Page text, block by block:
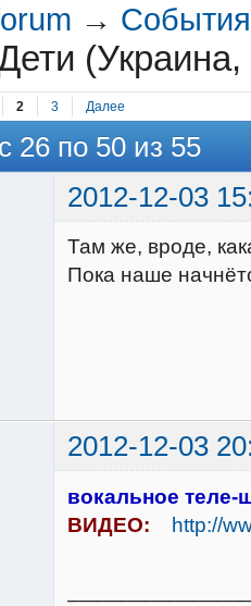
→
2 3 Далее
26 по 50 из 55
2012-12-03
Там же, вроде,
Пока наше
2012-12-03
вокальное
ВИДЕО:
http://